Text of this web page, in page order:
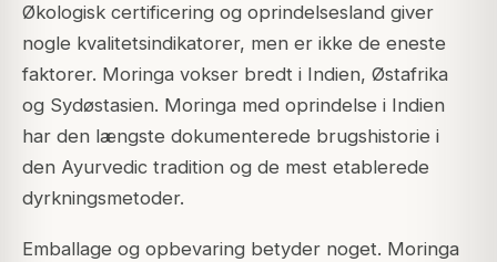
Økologisk certificering og oprindelsesland giver
nogle kvalitetsindikatorer, men er ikke de eneste
faktorer. Moringa vokser bredt i Indien, Østafrika
og Sydøstasien. Moringa med oprindelse i Indien
har den længste dokumenterede brugshistorie i
den Ayurvedic tradition og de mest etablerede
dyrkningsmetoder.
Emballage og opbevaring betyder noget. Moringa